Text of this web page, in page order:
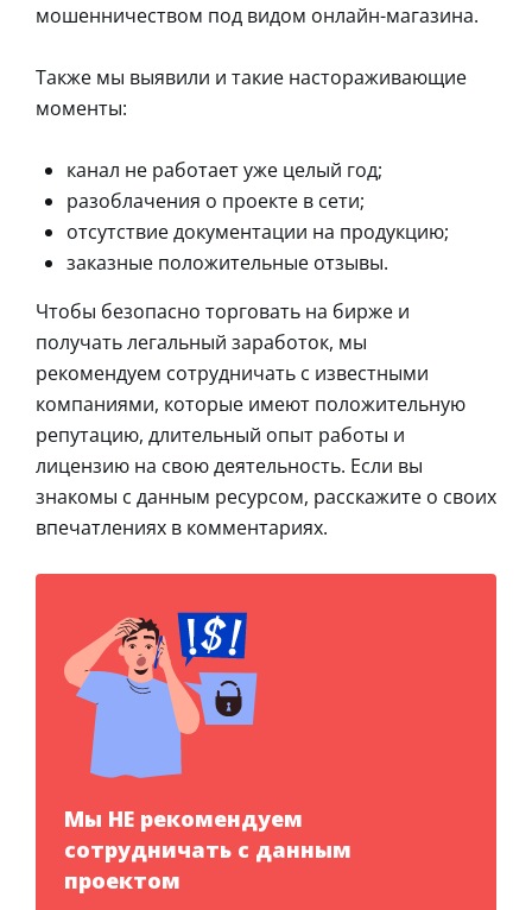
мошенничеством под видом онлайн-магазина.
Также мы выявили и такие настораживающие
моменты:
канал не работает уже целый год;
разоблачения о проекте в сети;
отсутствие документации на продукцию;
заказные положительные отзывы.
Чтобы безопасно торговать на бирже и
получать легальный заработок, мы
рекомендуем сотрудничать с известными
компаниями, которые имеют положительную
репутацию, длительный опыт работы и
лицензию на свою деятельность. Если вы
знакомы с данным ресурсом, расскажите о своих
впечатлениях в комментариях.
Мы НЕ рекомендуем
сотрудничать с данным
проектом